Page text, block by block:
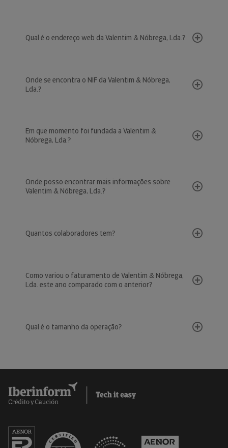
Qual é o endereço web da Valentim & Nóbrega, Lda.?
Onde se encontra o NIF da Valentim & Nóbrega,
Lda.?
Em que momento foi fundada a Valentim &
Nóbrega, Lda.?
Onde posso encontrar mais informações sobre
Valentim & Nóbrega, Lda.?
Quantos colaboradores tem?
Como variou o faturamento de Valentim & Nóbrega,
Lda. este ano comparado com o anterior?
Qual é o tamanho da operação?